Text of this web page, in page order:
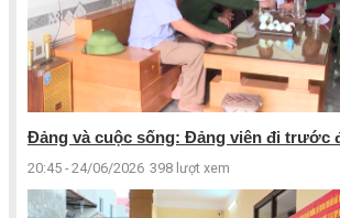
Đảng và cuộc sống: Đảng viên đi trước
20:45 - 24/06/2026 398 lượt xem